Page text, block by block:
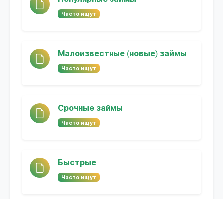
Часто ищут
Малоизвестные (новые) займы
Часто ищут
Срочные займы
Часто ищут
Быстрые
Часто ищут